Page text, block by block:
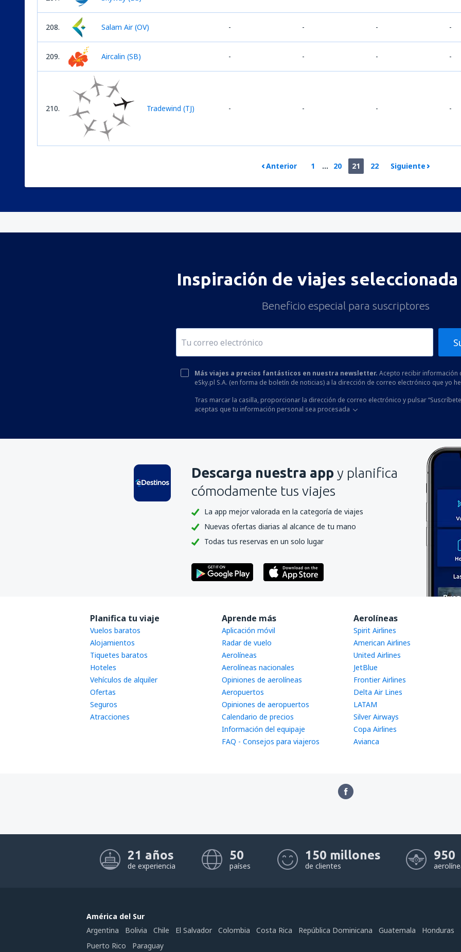
208. Salam Air (OV) - - - -
209. Aircalin (SB) - - - -
210. Tradewind (TJ) - - - -
Anterior 1 ... 20 21 22 Siguiente
Inspiración de viajes
Beneficio especial para suscriptores
Más viajes a precios fantásticos en nuestra newsletter. Acepto recibir información
eSky.pl S.A. (en forma de boletín de noticias) a la dirección de correo electrónico que yo
Tras marcar la casilla, proporcionar la dirección de correo electrónico y pulsar
aceptas que tu información personal sea procesada
Descarga nuestra app y planifica
cómodamente tus viajes
La app mejor valorada en la categoría de viajes
Nuevas ofertas diarias al alcance de tu mano
Todas tus reservas en un solo lugar
Planifica tu viaje
Vuelos baratos
Alojamientos
Tiquetes baratos
Hoteles
Vehículos de alquiler
Ofertas
Seguros
Atracciones
Aprende más
Aplicación móvil
Radar de vuelo
Aerolíneas
Aerolíneas nacionales
Opiniones de aerolíneas
Aeropuertos
Opiniones de aeropuertos
Calendario de precios
Información del equipaje
FAQ - Consejos para viajeros
Aerolíneas
Spirit Airlines
American Airlines
United Airlines
JetBlue
Frontier Airlines
Delta Air Lines
LATAM
Silver Airways
Copa Airlines
Avianca
21 años
de experiencia
50
países
150 millones
de clientes
950
América del Sur
Argentina
Bolivia Chile El Salvador Colombia Costa Rica República Dominicana Guatemala Honduras
Puerto Rico
Paraguay